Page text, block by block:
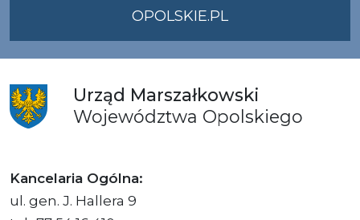
OPOLSKIE.PL
Urząd Marszałkowski
Województwa Opolskiego
Kancelaria Ogólna:
ul. gen. J. Hallera 9